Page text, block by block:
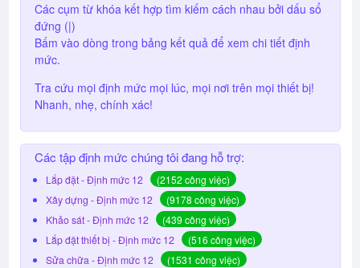
Các cụm từ khóa kết hợp tìm kiếm cách nhau bởi dấu sổ
đứng (|)
Bấm vào dòng trong bảng kết quả để xem chi tiết định
mức.
Tra cứu mọi định mức mọi lúc, mọi nơi trên mọi thiết bị!
Nhanh, nhẹ, chính xác!
Các tập định mức chúng tôi đang hỗ trợ:
Lắp đặt - Định mức 12
(2152 công việc)
Xây dựng - Định mức 12
(9178 công việc)
Khảo sát - Định mức 12
(439 công việc)
Lắp đặt thiết bị - Định mức 12
(516 công việc)
Sửa chữa - Định mức 12
(1531 công việc)